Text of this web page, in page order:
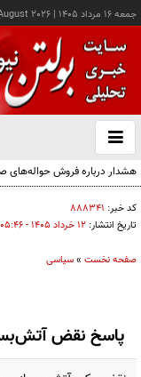
جمعه ۱۶ مرداد ۱۴۰۵ |
2026
باز
و
کد خبر: ۸۸۸۳۴۱
تاریخ انتشار: ۱۲ خرداد ۱۴۰۵ - ۰۵:۴۶
صفحه نخست »سیاسی
پاسخ نقض